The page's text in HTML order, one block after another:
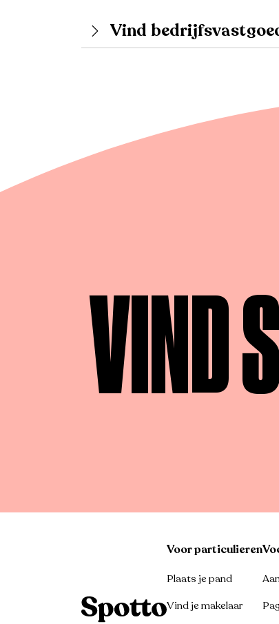
Vind
VIND
Voor particulieren
Plaats je pand
Vind je makelaar